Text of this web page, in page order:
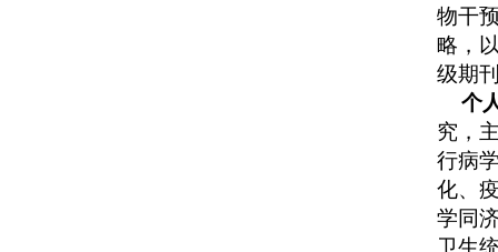
物干
略，
级期
个
究，
行病
化、
学同
卫生